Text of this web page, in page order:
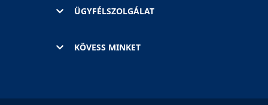
ÜGYFÉLSZOLGÁLAT
KÖVESS MINKET